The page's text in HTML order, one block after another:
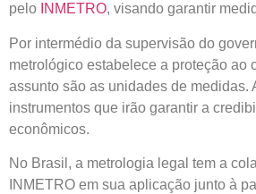
pelo INMETRO, visando garantir
Por intermédio da supervisão do
metrológico estabelece a proteção ao
assunto são as unidades de medidas.
instrumentos que irão garantir a
econômicos.
No Brasil, a metrologia legal tem a
INMETRO em sua aplicação junto à